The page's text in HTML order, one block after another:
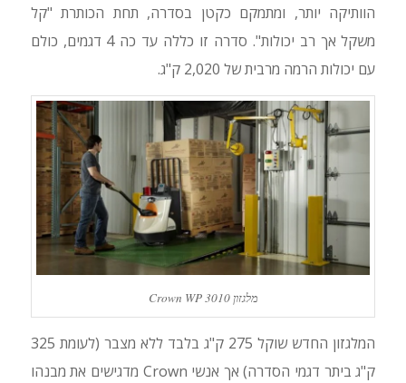
הוותיקה יותר, ומתמקם כקטן בסדרה, תחת הכותרת "קל
משקל אך רב יכולות". סדרה זו כללה עד כה 4 דגמים, כולם
עם יכולות הרמה מרבית של 2,020 ק"ג.
מלגזון Crown WP 3010
המלגזון החדש שוקל 275 ק"ג בלבד ללא מצבר (לעומת 325
ק"ג ביתר דגמי הסדרה) אך אנשי Crown מדגישים את מבנהו